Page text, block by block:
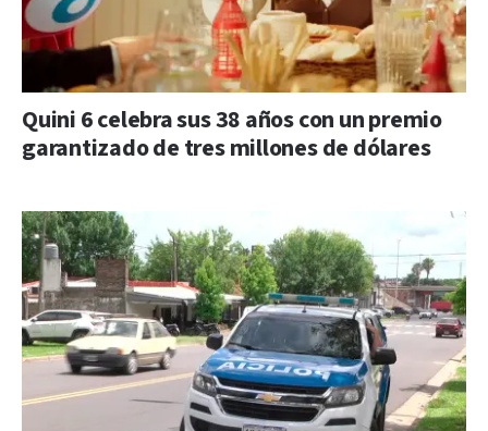
Quini 6 celebra sus 38 años con un premio
garantizado de tres millones de dólares